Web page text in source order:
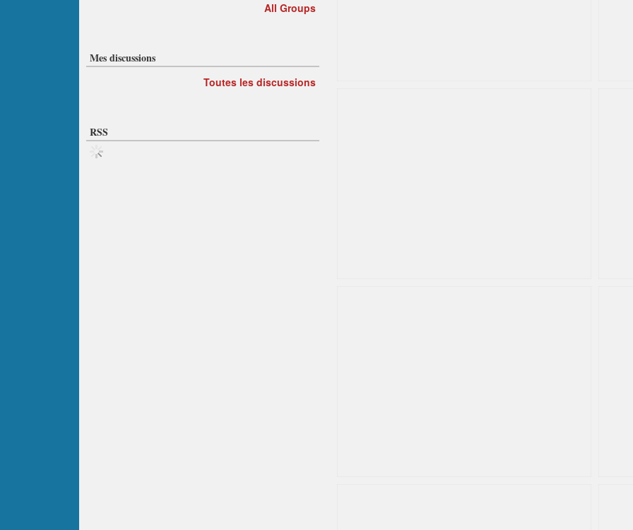
All Groups
Mes discussions
Toutes les discussions
RSS